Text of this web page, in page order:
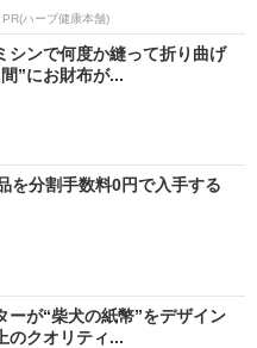
PR(ハーブ健康本舗)
シンで何度か縫って折り曲げ
”にお財布が...
を分割手数料0円で入手する
ーが“柴犬の紙幣”をデザイン
クオリティ...